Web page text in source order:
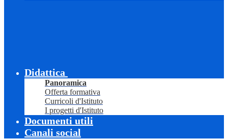
Didattica
Panoramica
Offerta formativa
Curricoli d'Istituto
I progetti d'Istituto
Documenti utili
Canali social